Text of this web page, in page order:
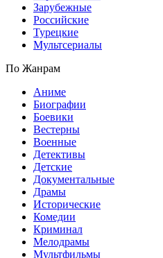
Зарубежные
Российские
Турецкие
Мультсериалы
По Жанрам
Аниме
Биографии
Боевики
Вестерны
Военные
Детективы
Детские
Документальные
Драмы
Исторические
Комедии
Криминал
Мелодрамы
Мультфильмы